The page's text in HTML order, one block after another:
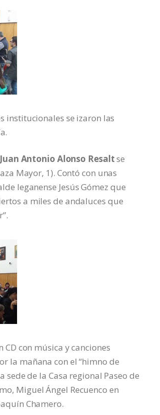
institucionales se izaron las
Antonio Alonso Resaltse
Mayor, 1). Contó con unas
leganense Jesús Gómez que
a miles de andaluces que
con música y canciones
la mañana con el “himno de
de la Casa regional Paseo de
Miguel Ángel Recuenco en
Chamero.